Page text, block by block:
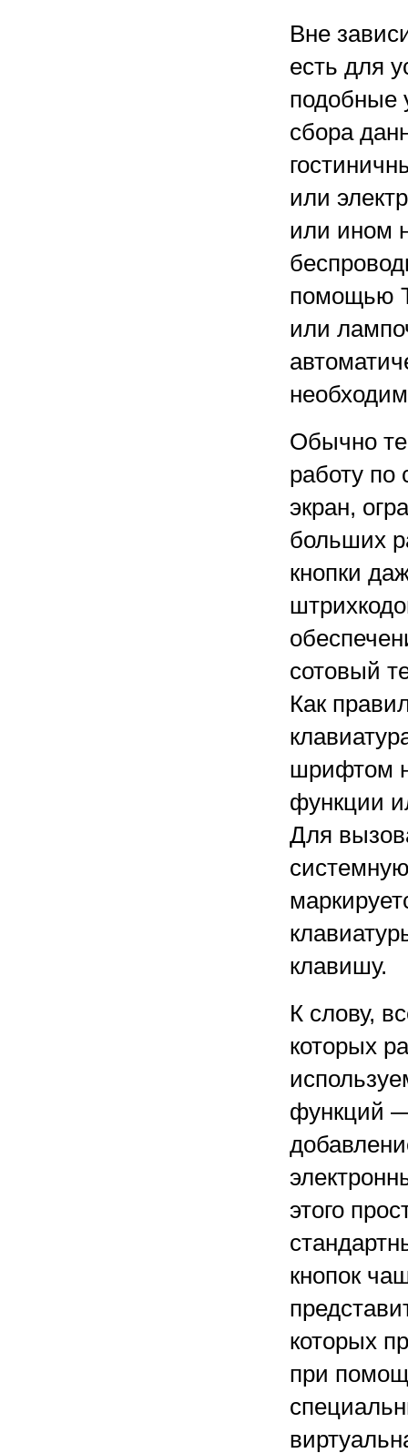
Вне
есть для
подобные
сбора
или
или ином
помощью
или
Обычно
работу по
экран,
больших
кнопки
сотовый
Как
шрифтом
функции
Для
клавишу.
К слову,
которых
функций —
этого
кнопок
которых
при